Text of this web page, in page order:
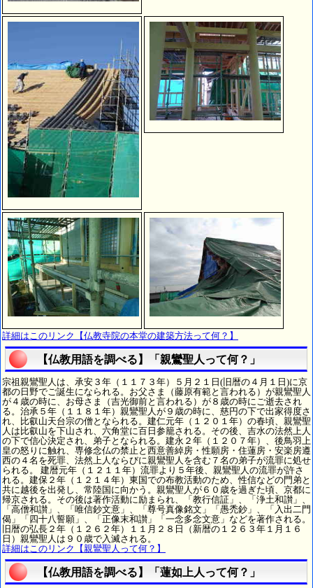
詳細はこのリンク【仏教寺院の本堂の建築方法って何？】
【仏教用語を調べる】「親鸞聖人って何？」
宗祖親鸞聖人は、承安３年（１１７３年）５月２１日(旧暦の４月１日)に京
都の日野でご誕生になられる。お父さま（藤原有範と言われる）が親鸞聖人
が４歳の時に、お母さま（吉光御前と言われる）が８歳の時にご逝去され
る。治承５年（１１８１年）親鸞聖人が９歳の時に、慈円の下で出家得度さ
れ、比叡山天台宗の僧となられる。建仁元年（１２０１年）の春頃、親鸞聖
人は比叡山を下山され、六角堂に百日参籠される。その後、吉水の法然上人
の下で信心決定され、弟子となられる。建永２年（１２０７年）、後鳥羽上
皇の怒りに触れ、専修念仏の禁止と西意善綽房・性願房・住蓮房・安楽房遵
西の４名を死罪、法然上人ならびに親鸞聖人を含む７名の弟子が流罪に処せ
られる。 建暦元年（１２１１年）流罪より５年後、親鸞聖人の流罪が許さ
れる。建保２年（１２１４年）東国での布教活動のため、性信などの門弟と
共に越後を出発し、常陸国に向かう。親鸞聖人が６０歳を過ぎた頃、京都に
帰京される。その後は著作活動に励まられ、「教行信証」、「浄土和讃」、
「高僧和讃」、「唯信鈔文意」、「尊号真像銘文」「愚禿鈔」、「入出二門
偈」「四十八誓願」、「正像末和讃」「一念多念文意」などを著作される。
旧暦の弘長２年（１２６２年）１１月２８日（新暦の１２６３年１月１６
日）親鸞聖人は９０歳で入滅される。
詳細はこのリンク【親鸞聖人って何？】
【仏教用語を調べる】「蓮如上人って何？」